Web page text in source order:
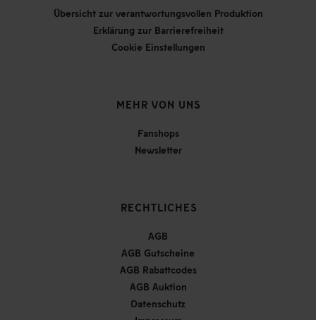
Übersicht zur verantwortungsvollen Produktion
Erklärung zur Barrierefreiheit
Cookie Einstellungen
MEHR VON UNS
Fanshops
Newsletter
RECHTLICHES
AGB
AGB Gutscheine
AGB Rabattcodes
AGB Auktion
Datenschutz